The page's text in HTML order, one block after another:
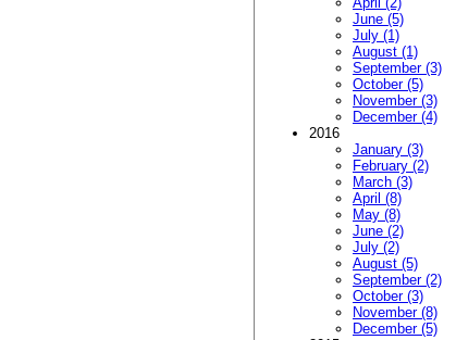
June (5)
July (1)
August (1)
September (3)
October (5)
November (3)
December (4)
2016
January (3)
February (2)
March (3)
April (8)
May (8)
June (2)
July (2)
August (5)
September (2)
October (3)
November (8)
December (5)